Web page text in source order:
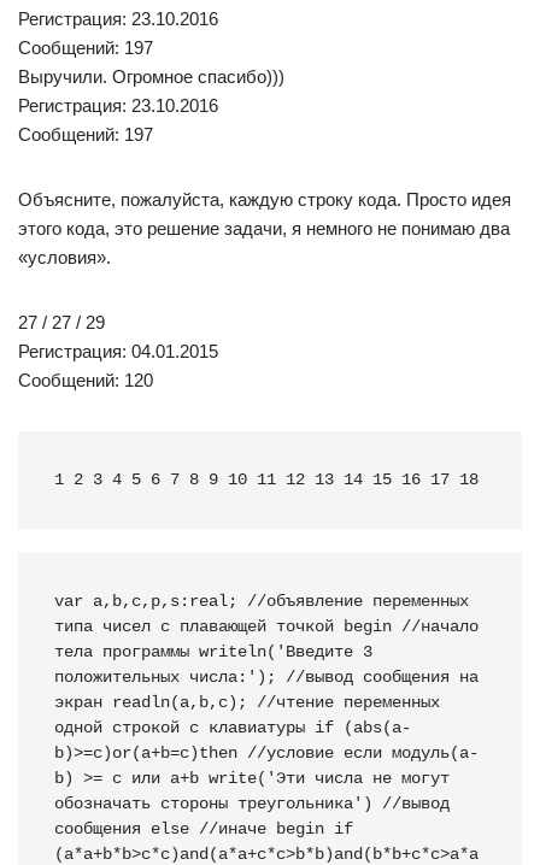
Регистрация: 23.10.2016
Сообщений: 197
Выручили. Огромное спасибо)))
Регистрация: 23.10.2016
Сообщений: 197
Объясните, пожалуйста, каждую строку кода. Просто идея
этого кода, это решение задачи, я немного не понимаю два
«условия».
27 / 27 / 29
Регистрация: 04.01.2015
Сообщений: 120
1 2 3 4 5 6 7 8 9 10 11 12 13 14 15 16 17 18
var a, b, c, p, s : real;
//объявление переменных
типа чисел с плавающей точкой begin //начало
тела программы writeln( 'Введите 3
положительных числа:' ) ;
//вывод сообщения на
экран readln( a, b, c ) ;
//чтение переменных
одной строкой с клавиатуры if ( abs( a-
b )>=c ) or( a+b=c ) then //условие если модуль(a-
b) >= c или a+b write( 'Эти числа не могут
обозначать стороны треугольника' )
//вывод
сообщения
else //иначе begin if
( a*a+b*b>c*c ) and( a*a+c*c>b*b ) and( b*b+c*c>a*a